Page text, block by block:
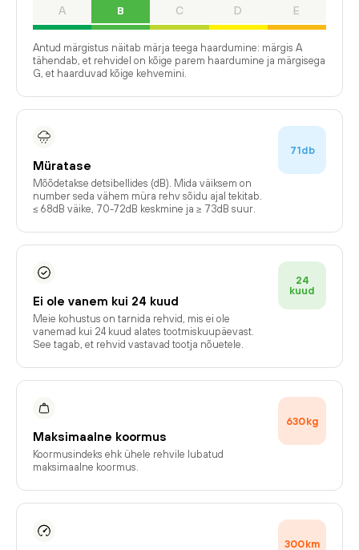
A B C D E
Antud märgistus näitab märja teega haardumine: märgis A
tähendab, et rehvidel on kõige parem haardumine ja märgisega
G, et haarduvad kõige kehvemini.
Müratase
Mõõdetakse detsibellides (dB). Mida väiksem on
number seda vähem müra rehv sõidu ajal tekitab.
≤ 68dB väike, 70-72dB keskmine ja ≥ 73dB suur.
71db
Ei ole vanem kui 24 kuud
Meie kohustus on tarnida rehvid, mis ei ole
vanemad kui 24 kuud alates tootmiskuupäevast.
See tagab, et rehvid vastavad tootja nõuetele.
24
kuud
Maksimaalne koormus
Koormusindeks ehk ühele rehvile lubatud
maksimaalne koormus.
630kg
300km